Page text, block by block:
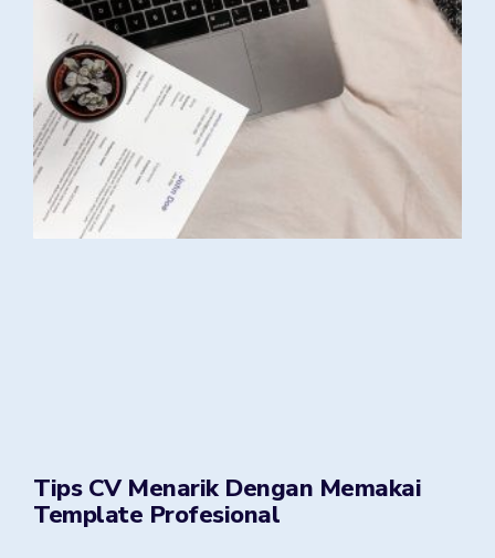
Tips CV Menarik Dengan Memakai
Template Profesional